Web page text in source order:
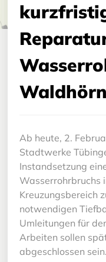
Ab heute, 2.
Stadtwerke
Instandsetzung
Wasserrohrbruchs
Kreuzungsbereich
notwendigen
Umleitungen für
Arbeiten sollen
abgeschlossen sein.